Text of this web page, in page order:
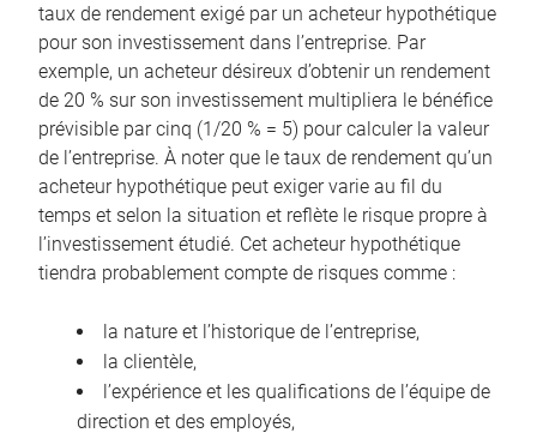
taux de rendement exigé par un acheteur hypothétique
pour son investissement dans l’entreprise. Par
exemple, un acheteur désireux d’obtenir un rendement
de 20 % sur son investissement multipliera le bénéfice
prévisible par cinq (1/20 % = 5) pour calculer la valeur
de l’entreprise. À noter que le taux de rendement qu’un
acheteur hypothétique peut exiger varie au fil du
temps et selon la situation et reflète le risque propre à
l’investissement étudié. Cet acheteur hypothétique
tiendra probablement compte de risques comme :
la nature et l’historique de l’entreprise,
la clientèle,
l’expérience et les qualifications de l’équipe de
direction et des employés,